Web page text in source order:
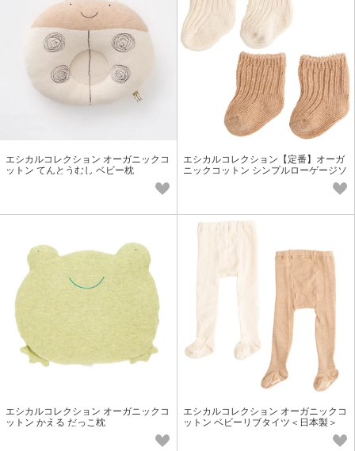
エシカルコレクション オーガニックコ
ットン てんとうむし ベビー枕
エシカルコレクション【定番】オーガ
ニックコットン シンプルローゲージソ
エシカルコレクション オーガニックコ
ットン かえる だっこ枕
エシカルコレクション オーガニックコ
ットン ベビーリブタイツ＜日本製＞